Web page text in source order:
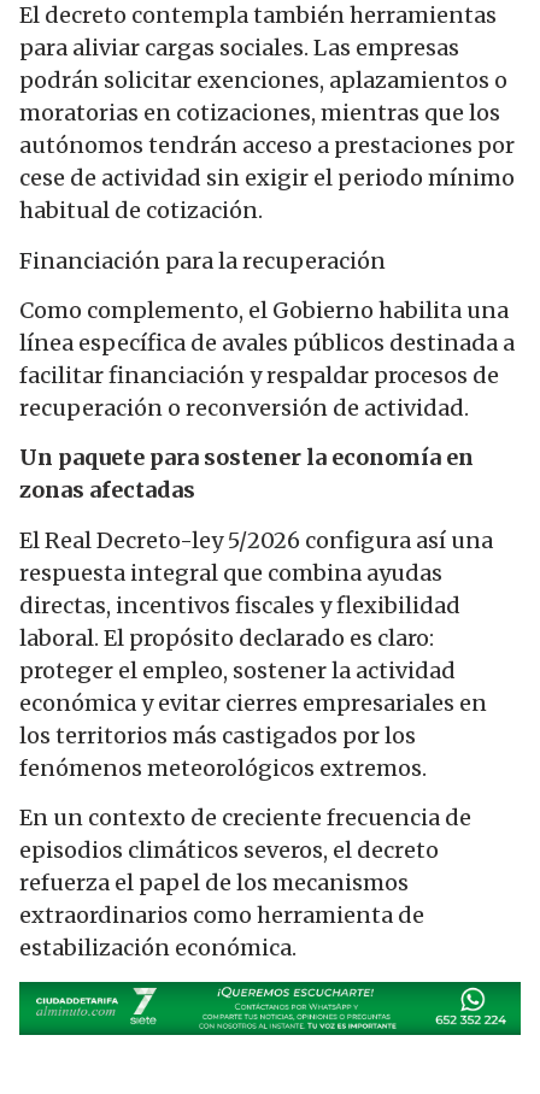
El decreto contempla también herramientas
para aliviar cargas sociales. Las empresas
podrán solicitar exenciones, aplazamientos o
moratorias en cotizaciones, mientras que los
autónomos tendrán acceso a prestaciones por
cese de actividad sin exigir el periodo mínimo
habitual de cotización.
Financiación para la recuperación
Como complemento, el Gobierno habilita una
línea específica de avales públicos destinada a
facilitar financiación y respaldar procesos de
recuperación o reconversión de actividad.
Un paquete para sostener la economía en
zonas afectadas
El Real Decreto-ley 5/2026 configura así una
respuesta integral que combina ayudas
directas, incentivos fiscales y flexibilidad
laboral. El propósito declarado es claro:
proteger el empleo, sostener la actividad
económica y evitar cierres empresariales en
los territorios más castigados por los
fenómenos meteorológicos extremos.
En un contexto de creciente frecuencia de
episodios climáticos severos, el decreto
refuerza el papel de los mecanismos
extraordinarios como herramienta de
estabilización económica.